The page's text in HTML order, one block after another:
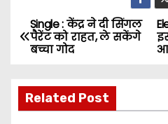
P
s
Single : केंद्र ने दी सिंगल
पैरेंट को राहत, ले सकेंगे
बच्चा गोद
Related Post